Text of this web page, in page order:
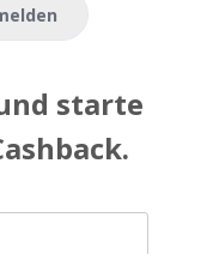
starte